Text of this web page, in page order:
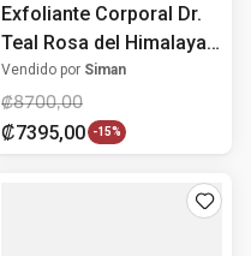
Exfoliante Corporal Dr.
Teal Rosa del Himalaya
454g
Vendido por Siman
₡8700,00
₡7395,00 -15%